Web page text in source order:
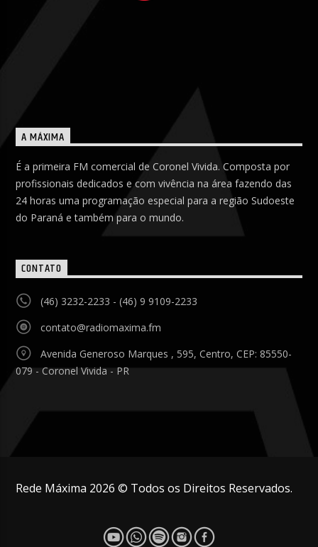
A MÁXIMA
É a primeira FM comercial de Coronel Vivida. Composta por
profissionais dedicados e com vivência na área fazendo das
24 horas uma programação especial para a região Sudoeste
do Paraná e também para o mundo.
CONTATO
(46) 3232-2233 - (46) 9 9109-2233
contato@radiomaxima.fm
Avenida Generoso Marques , 595, Centro, CEP: 85550-
079 - Coronel Vivida - PR
Rede Máxima 2026 © Todos os Direitos Reservados.